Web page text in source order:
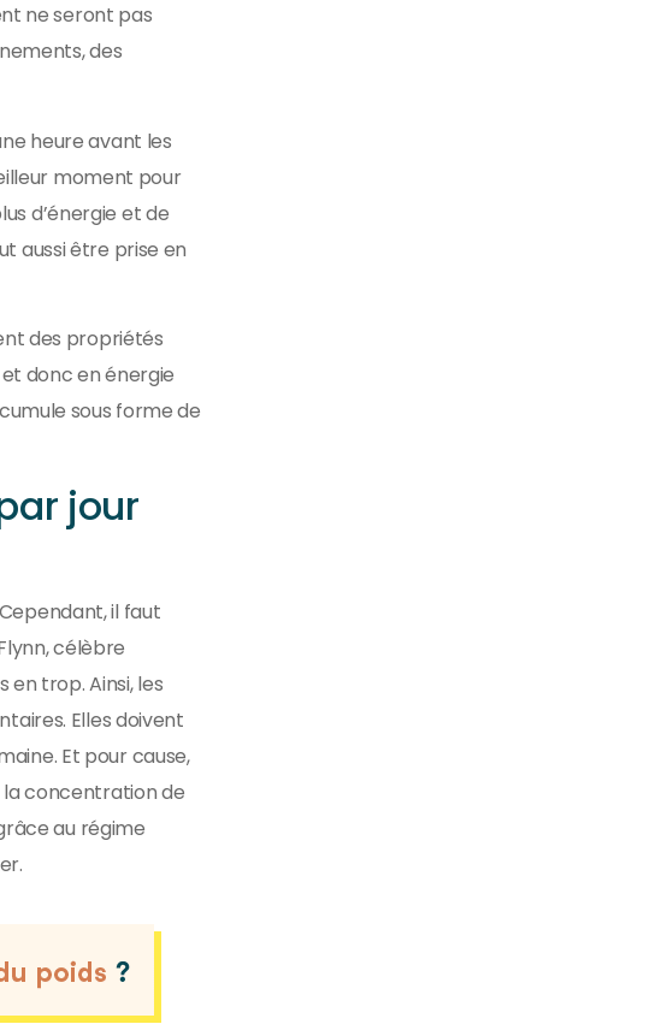
ne seront pas
des
heure avant les
moment pour
d’énergie et de
aussi être prise en
des propriétés
donc en énergie
sous forme de
jour
il faut
célèbre
trop. Ainsi, les
Elles doivent
Et pour cause,
concentration de
au régime